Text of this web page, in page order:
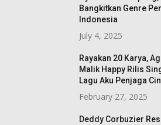
Bangkitkan Genre
Indonesia
July 4, 2025
Rayakan 20 Karya,
Malik Happy Rilis
Lagu Aku Penjaga
February 27, 2025
Deddy Corbuzier